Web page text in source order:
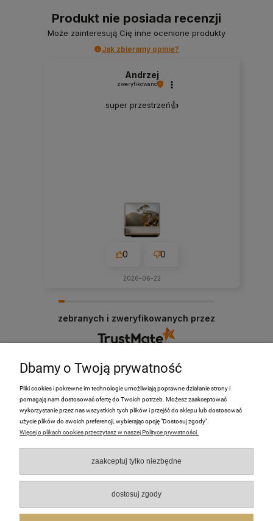
Produkt nie posiada recenzji
Może zainteresują Cię inne ocenione produkty
Jak zbieramy opinie?
Andrzej
zweryfikowano
super przestrzeń👍️
0 0
2026-06-22
zebranych i zweryfikowanych przez
PRODUKTY
Moje Konto
Płatności i dostawa
O nas
Dbamy o Twoją prywatność
Pliki cookies i pokrewne im technologie umożliwiają poprawne działanie strony i
pomagają nam dostosować ofertę do Twoich potrzeb. Możesz zaakceptować
wykorzystanie przez nas wszystkich tych plików i przejść do sklepu lub dostosować
użycie plików do swoich preferencji, wybierając opcję "Dostosuj zgody".
Więcej o plikach cookies przeczytasz w naszej Polityce prywatności.
zaakceptuj tylko niezbędne
dostosuj zgody